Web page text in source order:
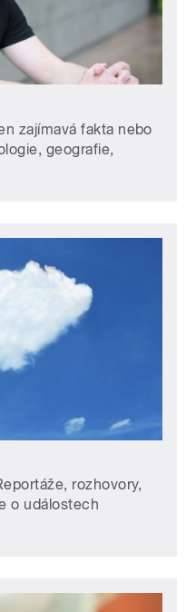
zajímavá fakta nebo
geografie,
rozhovory,
o událostech